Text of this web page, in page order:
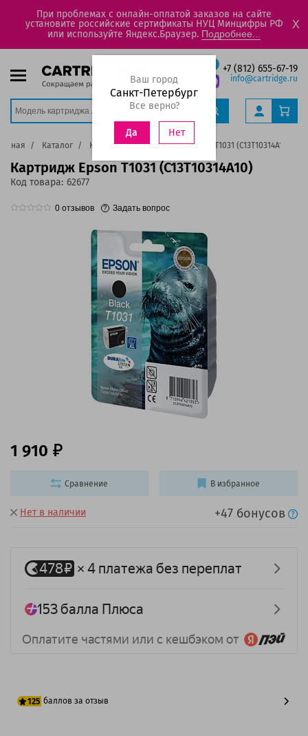
При проблемах с онлайн-оплатой заказов на сайте
установите российские сертификаты НУЦ Минцифры РФ
или используйте Яндекс.Браузер. Подробнее...
X
+7 (812) 655-67-19
info@cartridge.ru
Ваш город
Санкт-Петербург
Все верно?
Да Нет
Каталог Картриджи Картридж Epson T1031 (C13T10314A10)
Картридж Epson T1031 (C13T10314A10)
Код товара: 62677
0 отзывов Задать вопрос
Нет в наличии +47 бонусов
1 910
125 баллов за отзыв
Сравнение В избранное